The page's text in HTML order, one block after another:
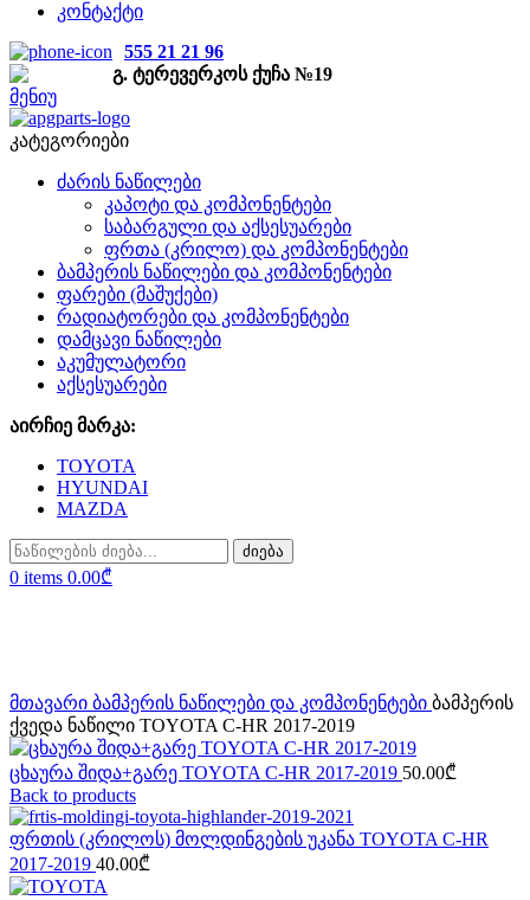
კონტაქტი
555 21 21 96
გ. ტერევერკოს ქუჩა №19
მენიუ
კატეგორიები
ძარის ნაწილები
კაპოტი და კომპონენტები
საბარგული და აქსესუარები
ფრთა (კრილო) და კომპონენტები
ბამპერის ნაწილები და კომპონენტები
ფარები (მაშუქები)
რადიატორები და კომპონენტები
დამცავი ნაწილები
აკუმულატორი
აქსესუარები
აირჩიე მარკა:
TOYOTA
HYUNDAI
MAZDA
ძიება
0 items 0.00₾
მთავარი ბამპერის ნაწილები და კომპონენტები ბამპერის
ქვედა ნაწილი TOYOTA C-HR 2017-2019
ცხაურა შიდა+გარე TOYOTA C-HR 2017-2019 50.00₾
Back to products
ფრთის (კრილოს) მოლდინგების უკანა TOYOTA C-HR
2017-2019 40.00₾